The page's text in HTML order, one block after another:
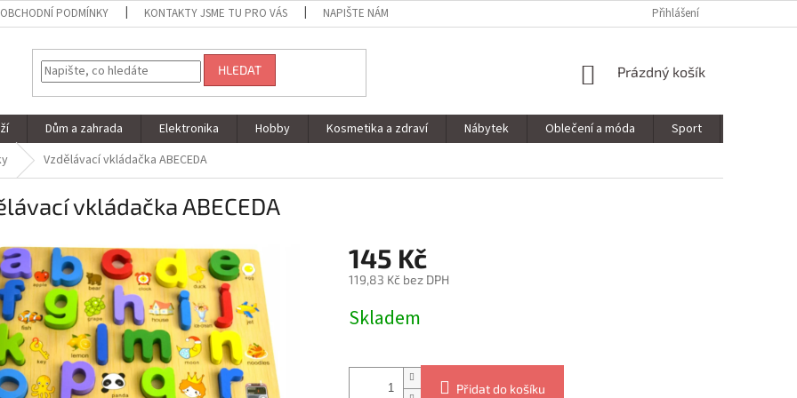
OBCHODNÍ PODMÍNKY KONTAKTY JSME TU PRO VÁS NAPIŠTE NÁM Přihlášení
HLEDAT
NÁKUPNÍ
Prázdný košík
Dům a zahrada Elektronika Hobby Kosmetika a zdraví Nábytek Oblečení a móda Sport
Vzdělávací vkládačka ABECEDA
vkládačka ABECEDA
145 Kč
119,83 Kč bez DPH
cena:
Skladem
Přidat do košíku